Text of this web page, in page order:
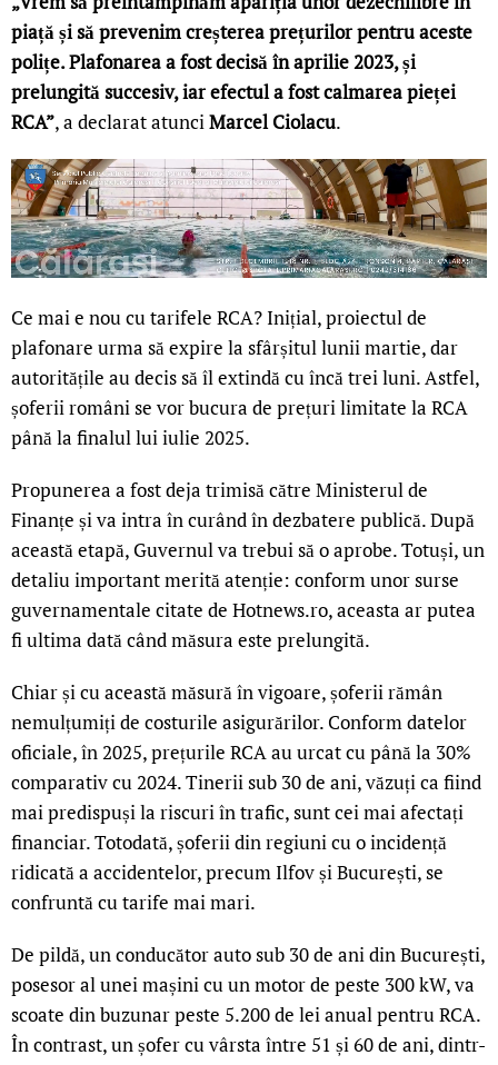
piață și să prevenim creșterea prețurilor pentru aceste
polițe. Plafonarea a fost decisă în aprilie 2023, și
prelungită succesiv, iar efectul a fost calmarea pieței
RCA”, a declarat atunciMarcel Ciolacu.
Ce mai e nou cu tarifele RCA? Inițial, proiectul de
plafonare urma să expire la sfârșitul lunii martie, dar
autoritățile au decis să îl extindă cu încă trei luni. Astfel,
șoferii români se vor bucura de prețuri limitate la RCA
până la finalul lui iulie 2025.
Propunerea a fost deja trimisă către Ministerul de
Finanțe și va intra în curând în dezbatere publică. După
această etapă, Guvernul va trebui să o aprobe. Totuși, un
detaliu important merită atenție: conform unor surse
guvernamentale citate de Hotnews.ro, aceasta ar putea
fi ultima dată când măsura este prelungită.
Chiar și cu această măsură în vigoare, șoferii rămân
nemulțumiți de costurile asigurărilor. Conform datelor
oficiale, în 2025, prețurile RCA au urcat cu până la 30%
comparativ cu 2024. Tinerii sub 30 de ani, văzuți ca fiind
mai predispuși la riscuri în trafic, sunt cei mai afectați
financiar. Totodată, șoferii din regiuni cu o incidență
ridicată a accidentelor, precum Ilfov și București, se
confruntă cu tarife mai mari.
De pildă, un conducător auto sub 30 de ani din București,
posesor al unei mașini cu un motor de peste 300 kW, va
scoate din buzunar peste 5.200 de lei anual pentru RCA.
În contrast, un șofer cu vârsta între 51 și 60 de ani, dintr-